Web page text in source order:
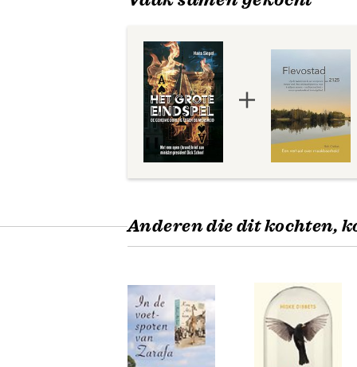
Anderen die dit kochten,